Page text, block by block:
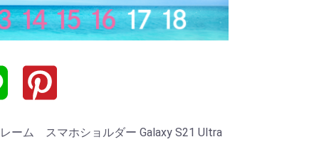
ーム スマホショルダー Galaxy S21 Ultra